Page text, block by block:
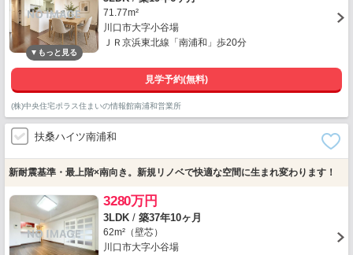
71.77m²
川口市大字小谷場
ＪＲ京浜東北線「南浦和」歩20分
見学予約(無料)
(株)中央住宅ポラス住まいの情報館南浦和営業所
扶桑ハイツ南浦和
新耐震基準・最上階×南向き。新規リノベで快適な空間に生まれ変わります！
3280万円
3LDK / 築37年10ヶ月
62m²（壁芯）
川口市大字小谷場